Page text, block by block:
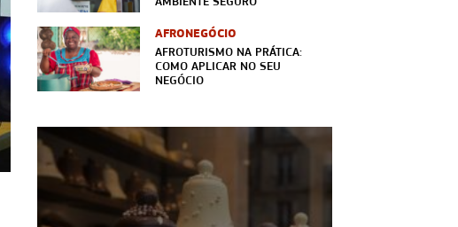
AFRONEGÓCIO
AFROTURISMO NA PRÁTICA:
COMO APLICAR NO SEU
NEGÓCIO